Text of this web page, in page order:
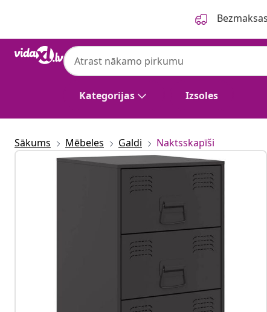
Kategorijas Izsoles
Sākums Mēbeles Galdi Naktsskapīši